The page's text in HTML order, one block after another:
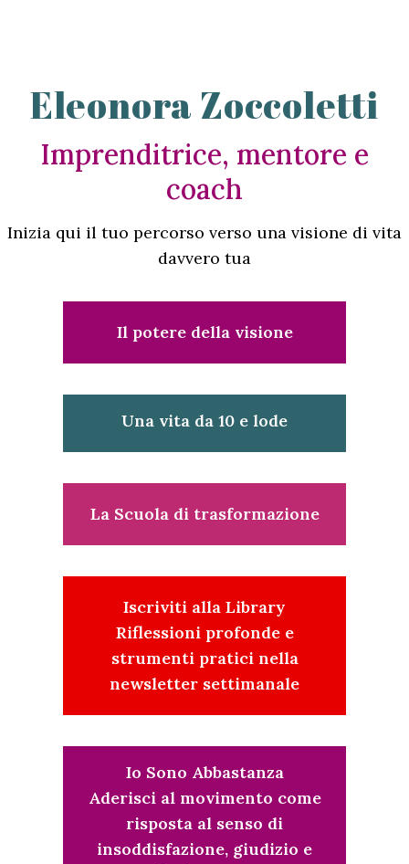
Eleonora Zoccoletti
Imprenditrice, mentore e
coach
Inizia qui il tuo percorso verso una visione di vita
davvero tua
Il potere della visione
Una vita da 10 e lode
La Scuola di trasformazione
Iscriviti alla Library
Riflessioni profonde e
strumenti pratici nella
newsletter settimanale
Io Sono Abbastanza
Aderisci al movimento come
risposta al senso di
insoddisfazione, giudizio e